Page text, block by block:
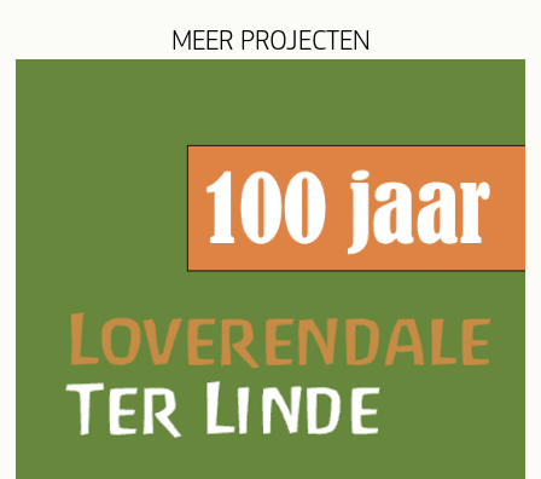
MEER PROJECTEN